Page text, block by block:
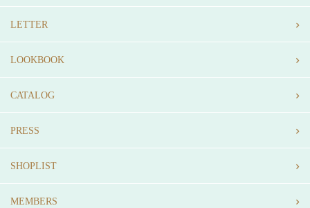
LETTER
LOOKBOOK
CATALOG
PRESS
SHOPLIST
MEMBERS